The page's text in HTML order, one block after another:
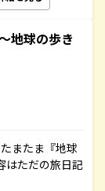
地球の歩き
またま『地球
はただの旅日記